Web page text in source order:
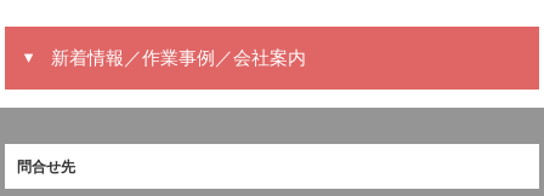
新着情報／作業事例／会社案内
問合せ先